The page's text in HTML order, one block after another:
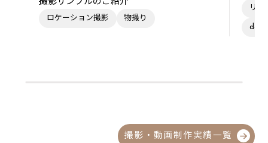
撮影サンプルのご紹介
ロケーション撮影 物撮り
リー
撮影・動画制作実績一覧